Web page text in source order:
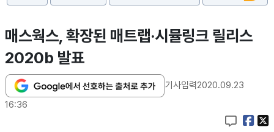
매스웍스, 확장된 매트랩·시뮬링크 릴리스
2020b 발표
기사입력2020.09.23
16:36